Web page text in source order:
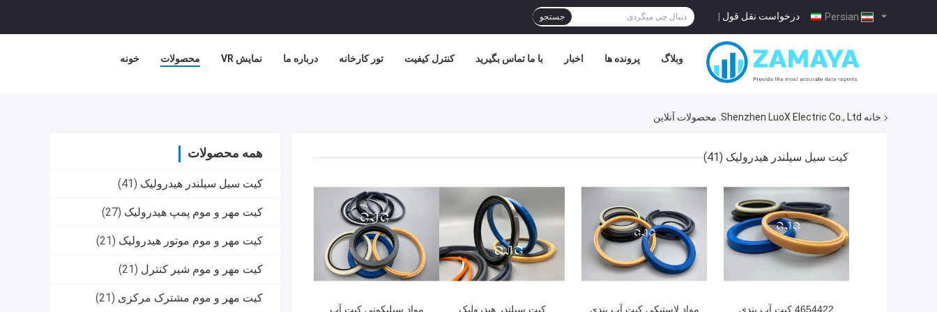
درخواست نقل قول | جستجو
خونه محصولات نمایش VR درباره ما تور کارخانه کنترل کیفیت با ما تماس بگیرید اخبار پرونده ها وبلاگ
خانه Shenzhen LuoX Electric Co., Ltd. محصولات آنلاین
همه محصولات
کیت سیل سیلندر هیدرولیک (41)
کیت مهر و موم پمپ هیدرولیک (27)
کیت مهر و موم موتور هیدرولیک (21)
کیت مهر و موم شیر کنترل (21)
کیت مهر و موم مشترک مرکزی (21)
کیت سیل سیلندر هیدرولیک (41)
4654422 کیت آب بندی
مواد لاستیکی کیت آب بندی
کیت سیلندر هیدرولیک
مواد سیلیکونی کیت آب